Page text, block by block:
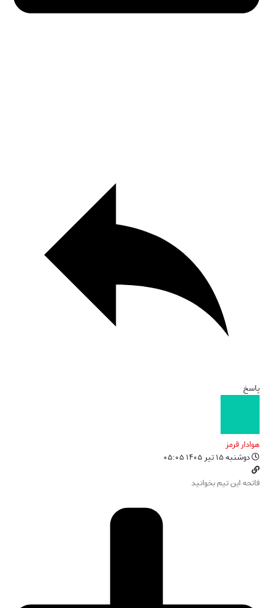
پاسخ
هوادار قرمز
دوشنبه ۱۵ تیر ۱۴۰۵ ۰۵:۰۵
فاتحه این تیم بخوانید